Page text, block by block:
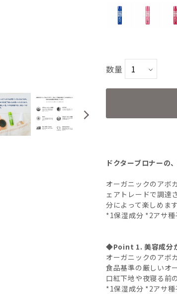
数量
PE(ペパーミント)
RO(ローズ)
ドクターブロナーの
オーガニックのアボ
ェアトレードで調達
分によって楽しめます
*1保湿成分 *2アサ種
◆Point 1. 美容成分
オーガニックのアボ
食品基準の厳しいオ
口紅下地や夜寝る前
*1保湿成分 *2アサ種